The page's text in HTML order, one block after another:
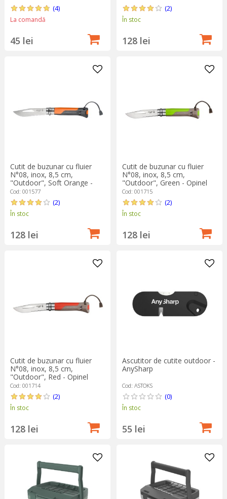
(4)
La comandă
45 lei
(2)
În stoc
128 lei
Cutit de buzunar cu fluier
N°08, inox, 8,5 cm,
"Outdoor", Soft Orange -
Opinel
Cod: 001577
(2)
În stoc
128 lei
Cutit de buzunar cu fluier
N°08, inox, 8,5 cm,
"Outdoor", Green - Opinel
Cod: 001715
(2)
În stoc
128 lei
Cutit de buzunar cu fluier
N°08, inox, 8,5 cm,
"Outdoor", Red - Opinel
Cod: 001714
(2)
În stoc
128 lei
Ascutitor de cutite outdoor -
AnySharp
Cod: ASTOKS
(0)
În stoc
55 lei